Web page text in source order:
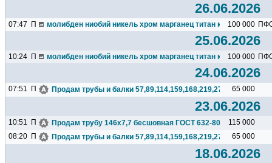
26.06.2026
07:47 П молибден ниобий никель хром марганец титан кремний чугун
100 000
25.06.2026
10:24 П молибден ниобий никель хром марганец титан кремний чугун
100 000
24.06.2026
07:51 П Продам трубы и балки 65 000
23.06.2026
10:51 П Продам трубу 146х7,7 бесшовная ГОСТ 632-80(обсадная),
115 000
08:20 П Продам трубы и балки 65 000
18.06.2026